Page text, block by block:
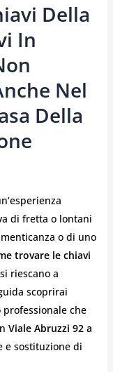
Della
In
Nel
Della
di fretta o lontani
o di uno
trovare le chiavi
riescano a
scoprirai
che
Viale Abruzzi 92 a
e sostituzione di